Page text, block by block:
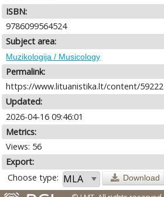
ISBN:
9786099564524
Subject area:
Muzikologija / Musicology
Permalink:
https://www.lituanistika.lt/content/59222
Updated:
2026-04-16 09:46:01
Metrics:
Views: 56
Export:
Choose type:
Download